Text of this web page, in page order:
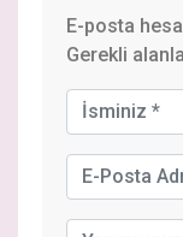
E-posta
Gerekli